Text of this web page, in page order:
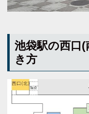
池袋駅の西口
き方